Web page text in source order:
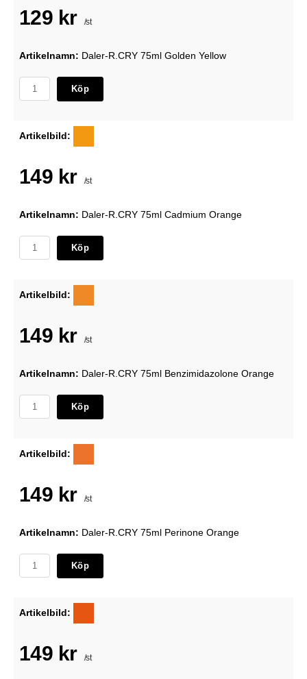
129 kr /st
Artikelnamn: Daler-R.CRY 75ml Golden Yellow
Köp
Artikelbild:
149 kr /st
Artikelnamn: Daler-R.CRY 75ml Cadmium Orange
Köp
Artikelbild:
149 kr /st
Artikelnamn: Daler-R.CRY 75ml Benzimidazolone Orange
Köp
Artikelbild:
149 kr /st
Artikelnamn: Daler-R.CRY 75ml Perinone Orange
Köp
Artikelbild:
149 kr /st